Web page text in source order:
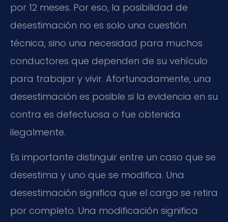
por 12 meses. Por eso, la posibilidad de
desestimación no es solo una cuestión
técnica, sino una necesidad para muchos
conductores que dependen de su vehículo
para trabajar y vivir. Afortunadamente, una
desestimación es posible si la evidencia en su
contra es defectuosa o fue obtenida
ilegalmente.
Es importante distinguir entre un caso que se
desestima y uno que se modifica. Una
desestimación significa que el cargo se retira
por completo. Una modificación significa